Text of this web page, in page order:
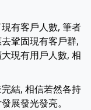
有客戶人數, 筆者
鞏固現有客戶群,
現有用戶人數, 相
結, 相信若然各持
展發光發亮。